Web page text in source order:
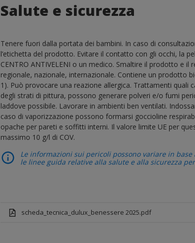
Salute e sicurezza
Tenere fuori dalla portata dei bambini. In caso di
l’etichetta del prodotto. Evitare il contatto con gli occhi, la
CENTRO ANTIVELENI o un medico. Smaltire il prodotto e
regionale, nazionale, internazionale. Contiene un prodotto
1). Può provocare una reazione allergica. Trattamenti
degli strati di pittura, possono generare polveri e/o fumi
laddove possibile. Lavorare in ambienti ben ventilati.
caso di vaporizzazione possono formarsi goccioline
opache per pareti e soffitti interni. Il valore limite UE per
massimo 10 g/l di COV.
Le informazioni sui pericoli possono variare in
le linee guida relative alla salute e alla sicurezza
scheda_tecnica_dulux_benessere 2025.pdf